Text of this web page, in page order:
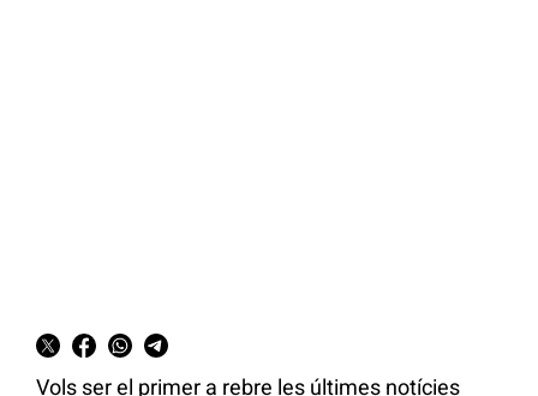
Vols ser el primer a rebre les últimes notícies